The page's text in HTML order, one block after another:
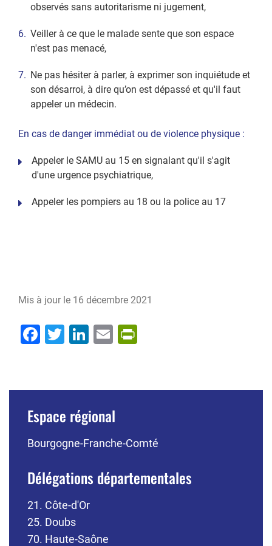
observés sans autoritarisme ni jugement,
Veiller à ce que le malade sente que son espace
n'est pas menacé,
Ne pas hésiter à parler, à exprimer son inquiétude et
son désarroi, à dire qu’on est dépassé et qu'il faut
appeler un médecin.
En cas de danger immédiat ou de violence physique :
Appeler le SAMU au 15 en signalant qu'il s'agit
d'une urgence psychiatrique,
Appeler les pompiers au 18 ou la police au 17
Mis à jour le 16 décembre 2021
Facebook
Twitter
LinkedIn
Email
Espace régional
Bourgogne-Franche-Comté
Délégations départementales
21. Côte-d'Or
25. Doubs
70. Haute-Saône